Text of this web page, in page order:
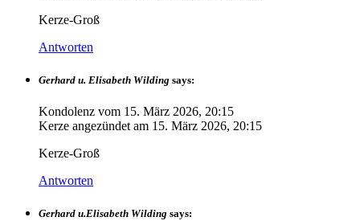
Kerze-Groß
Antworten
Gerhard u. Elisabeth Wilding says:
Kondolenz vom 15. März 2026, 20:15
Kerze angezündet am 15. März 2026, 20:15
Kerze-Groß
Antworten
Gerhard u.Elisabeth Wilding says: